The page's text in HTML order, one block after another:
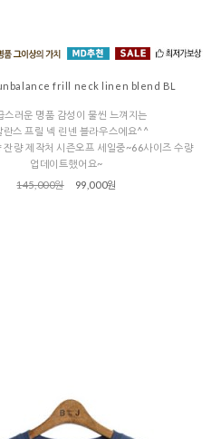
frill neck linen blend BL
스러운 명품 감성이 물씬 느껴지는
란스 프릴 넥 린넨 블라우스에요^^
잔량 제작처 시즌오프 세일중~66사이즈 수량
업데이트했어요~
145,000원
99,000원